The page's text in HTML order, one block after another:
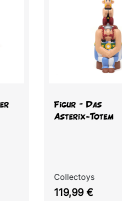
Figur – Das
Asterix‑Totem
Collectoys
Preis
119,99 €